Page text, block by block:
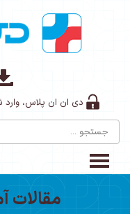
دی ان ان پلاس، وارد
مقالات